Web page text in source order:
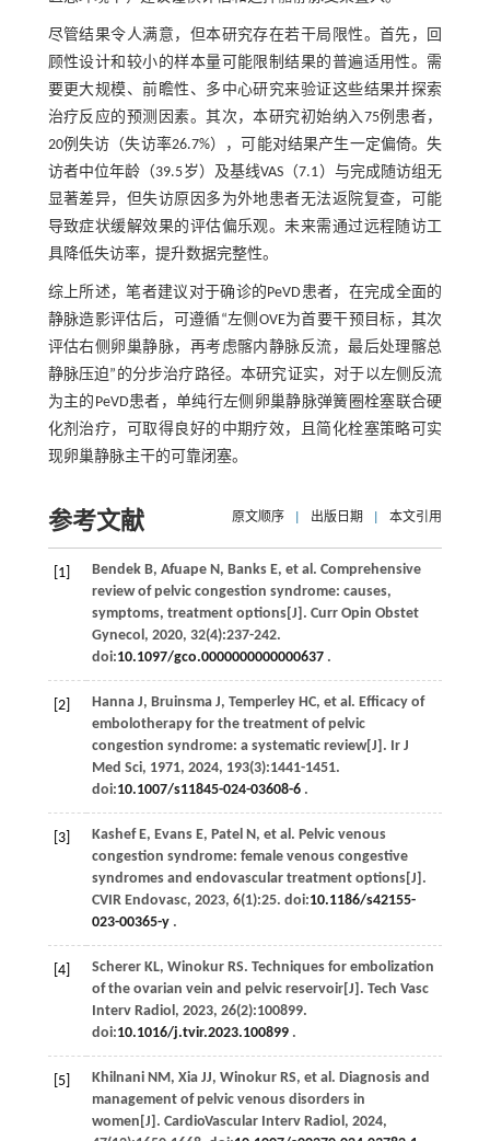
尽管结果令人满意，但本研究存在若干局限性。首先，回
顾性设计和较小的样本量可能限制结果的普遍适用性。需
要更大规模、前瞻性、多中心研究来验证这些结果并探索
治疗反应的预测因素。其次，本研究初始纳入75例患者，
20例失访（失访率26.7%），可能对结果产生一定偏倚。失
访者中位年龄（39.5岁）及基线VAS（7.1）与完成随访组无
显著差异，但失访原因多为外地患者无法返院复查，可能
导致症状缓解效果的评估偏乐观。未来需通过远程随访工
具降低失访率，提升数据完整性。
综上所述，笔者建议对于确诊的PeVD患者，在完成全面的
静脉造影评估后，可遵循“左侧OVE为首要干预目标，其次
评估右侧卵巢静脉，再考虑髂内静脉反流，最后处理髂总
静脉压迫”的分步治疗路径。本研究证实，对于以左侧反流
为主的PeVD患者，单纯行左侧卵巢静脉弹簧圈栓塞联合硬
化剂治疗，可取得良好的中期疗效，且简化栓塞策略可实
现卵巢静脉主干的可靠闭塞。
参考文献 原文顺序 出版日期 本文引用
[1] Bendek B, Afuape N , Banks E, et al . Comprehensive
review of pelvic congestion syndrome: causes,
symptoms, treatment options[J]. Curr Opin Obstet
Gynecol , 2020, 32(4):237-242.
doi:10.1097/gco.0000000000000637.
[2] Hanna J, Bruinsma J, Temperley HC, et al . Efficacy of
embolotherapy for the treatment of pelvic
congestion syndrome: a systematic review[J]. Ir J
Med Sci, 1971, 2024, 193(3):1441-1451.
doi:10.1007/s11845-024-03608-6.
[3] Kashef E, Evans E, Patel N , et al . Pelvic venous
congestion syndrome: female venous congestive
syndromes and endovascular treatment options[J].
CVIR Endovasc, 2023, 6(1):25. doi:10.1186/s42155-
023-00365-y.
[4] Scherer KL, Winokur RS. Techniques for embolization
of the ovarian vein and pelvic reservoir[J]. Tech Vasc
Interv Radiol , 2023, 26(2):100899.
doi:10.1016/j.tvir.2023.100899.
[5] Khilnani NM , Xia JJ, Winokur RS, et al . Diagnosis and
management of pelvic venous disorders in
women[J]. CardioVascular Interv Radiol , 2024,